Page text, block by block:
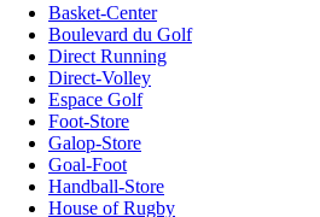
Basket-Center
Boulevard du Golf
Direct Running
Direct-Volley
Espace Golf
Foot-Store
Galop-Store
Goal-Foot
Handball-Store
House of Rugby